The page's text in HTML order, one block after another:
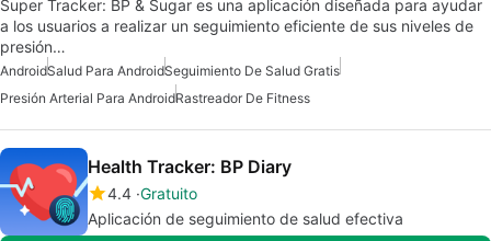
Super Tracker: BP & Sugar es una aplicación diseñada para ayudar
a los usuarios a realizar un seguimiento eficiente de sus niveles de
presión…
AndroidSalud Para AndroidSeguimiento De Salud Gratis
Presión Arterial Para AndroidRastreador De Fitness
Health Tracker: BP Diary
4.4 Gratuito
Aplicación de seguimiento de salud efectiva